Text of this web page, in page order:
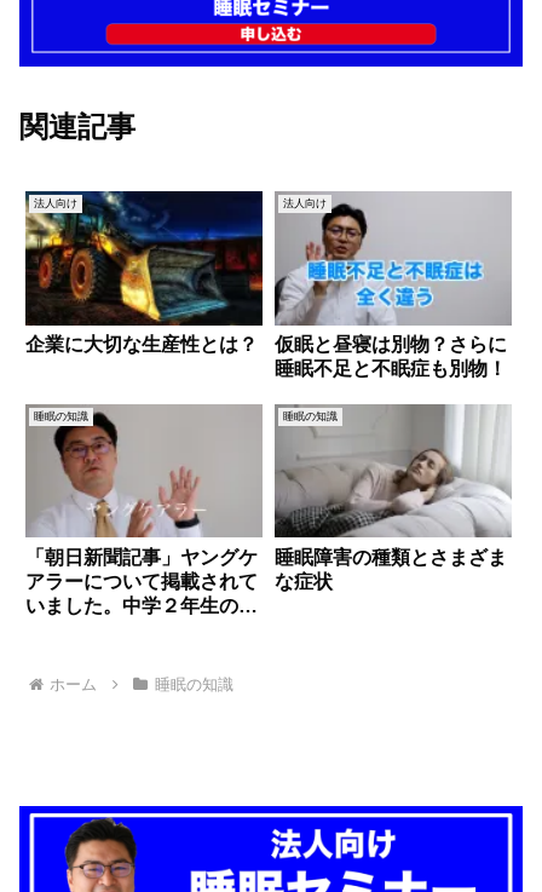
関連記事
法人向け
企業に大切な生産性とは？
法人向け
仮眠と昼寝は別物？さらに
睡眠不足と不眠症も別物！
睡眠の知識
「朝日新聞記事」ヤングケ
アラーについて掲載されて
いました。中学２年生の
た。私自身の介護の経験も
睡眠の知識
睡眠障害の種類とさまざま
な症状
ホーム 睡眠の知識